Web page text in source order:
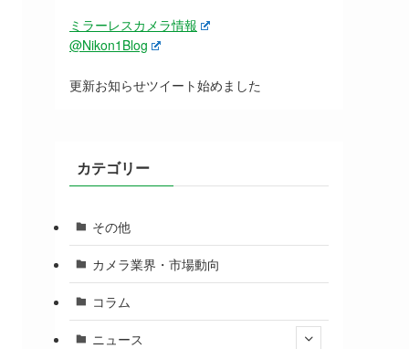
ミラーレスカメラ情報
@Nikon1Blog
更新お知らせツイート始めました
カテゴリー
その他
カメラ業界・市場動向
コラム
ニュース